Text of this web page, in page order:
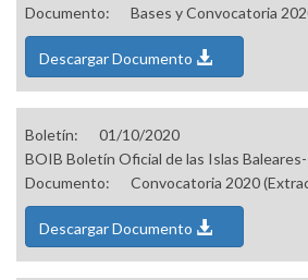
Documento:
Bases y Convocatoria
Descargar Documento
Boletín:
01/10/2020
BOIB Boletín Oficial de las Islas Baleares-
Documento:
Convocatoria 2020
Descargar Documento